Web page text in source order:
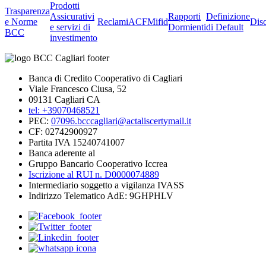
Trasparenza
e Norme
BCC
Prodotti
Assicurativi
e servizi di
investimento
ReclamiACFMifid
Rapporti
Dormienti
Definizione
di Default
Banca di Credito Cooperativo di Cagliari
Viale Francesco Ciusa, 52
09131 Cagliari CA
tel: +39070468521
PEC: 07096.bcccagliari@actaliscertymail.it
CF: 02742900927
Partita IVA 15240741007
Banca aderente al
Gruppo Bancario Cooperativo Iccrea
Iscrizione al RUI n. D0000074889
Intermediario soggetto a vigilanza IVASS
Indirizzo Telematico AdE: 9GHPHLV